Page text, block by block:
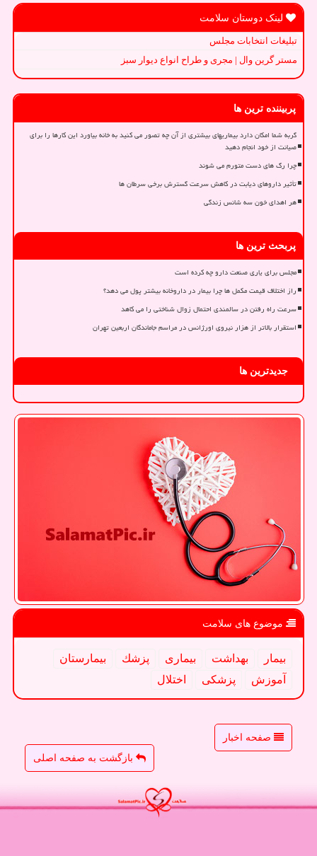
لینک دوستان سلامت
تبلیغات انتخابات مجلس
مستر گرین وال | مجری و طراح انواع دیوار سبز
پربیننده ترین ها
گربه شما امکان دارد بیماریهای بیشتری از آن چه تصور می کنید به خانه بیاورد این کارها را برای
صیانت از خود انجام دهید
چرا رگ های دست متورم می شوند
تأثیر داروهای دیابت در کاهش سرعت گسترش برخی سرطان ها
هر اهدای خون سه شانس زندگی
پربحث ترین ها
مجلس برای یاری صنعت دارو چه کرده است
راز اختلاف قیمت مکمل ها چرا بیمار در داروخانه بیشتر پول می دهد؟
سرعت راه رفتن در سالمندی احتمال زوال شناختی را می کاهد
استقرار بالاتر از هزار نیروی اورژانس در مراسم جاماندگان اربعین تهران
جدیدترین ها
موضوع های سلامت
بیمار بهداشت بیماری پزشك
بیمارستان
آموزش
پزشكی اختلال
صفحه اخبار
بازگشت به صفحه اصلی